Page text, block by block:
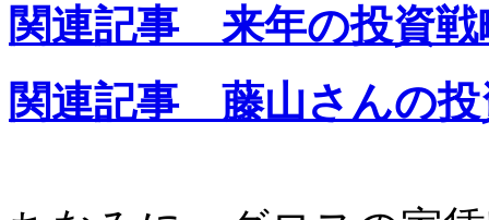
関連記事 来年の投資戦
関連記事 藤山さんの投